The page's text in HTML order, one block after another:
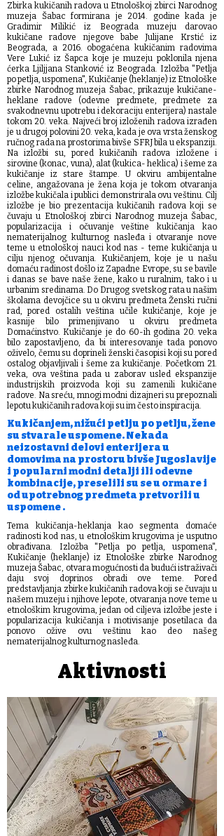
Zbirka kukičanih radova u Etnološkoj zbirci Narodnog
muzeja Šabac formirana je 2014. godine kada je
Gradimir Milikić iz Beograda muzeju darovao
kukičane radove njegove babe Julijane Krstić iz
Beograda, a 2016. obogaćena kukičanim radovima
Vere Lukić iz Šapca koje je muzeju poklonila njena
ćerka Ljiljjana Stanković iz Beograda. Izložba "Petlja
po petlja, uspomena", Kukičanje (heklanje) iz Etnološke
zbirke Narodnog muzeja Šabac, prikazuje kukičane-
heklane radove (odevne predmete, predmete za
svakodnevnu upotrebu i dekoraciju enterijera) nastale
tokom 20. veka. Najveći broj izloženih radova izrađen
je u drugoj polovini 20. veka, kada je ova vrsta ženskog
ručnog rada na prostorima bivše SFRJ bila u ekspanziji.
Na izložbi su, pored kukičanih radova izložene i
sirovine (konac, vuna), alat (kukica- heklica) i šeme za
kukičanje iz stare štampe. U okviru ambijentalne
celine, angažovana je žena koja je tokom otvaranja
izložbe kukičala i publici demonstrirala ovu veštinu. Cilj
izložbe je bio prezentacija kukičanih radova koji se
čuvaju u Etnološkoj zbirci Narodnog muzeja Šabac,
popularizacija i očuvanje veštine kukičanja kao
nematerijalnog kulturnog nasleđa i otvaranje nove
teme u etnološkoj nauci kod nas - teme kukičanja u
cilju njenog očuvanja. Kukičanjem, koje je u našu
domaću radinost došlo iz Zapadne Evrope, su se bavile
i danas se bave naše žene, kako u ruralnim, tako i u
urbanim sredinama. Do Drugog svetskog rata u našim
školama devojčice su u okviru predmeta Ženski ručni
rad, pored ostalih veština učile kukičanje, koje je
kasnije bilo primenjivano u okviru predmeta
Domaćinstvo. Kukičanje je do 60-ih godina 20. veka
bilo zapostavljeno, da bi interesovanje tada ponovo
oživelo, čemu su doprineli ženski časopisi koji su pored
ostalog objavljivali i šeme za kukičanje. Početkom 21.
veka, ova veština pada u zaborav usled ekspanzije
industrijskih proizvoda koji su zamenili kukičane
radove. Na sreću, mnogi modni dizajneri su prepoznali
lepotu kukičanih radova koji su im često inspiracija.
Kukičanjem, nižući petlju po petlju, žene
su stvarale uspomene. Nekada
neizostavni delovi enterijera u
domovima na prostoru bivše Jugoslavije
i popularni modni detalji ili odevne
kombinacije, preselili su se u ormare i
od upotrebnog predmeta pretvorili u
uspomene .
Tema kukičanja-heklanja kao segmenta domaće
radinosti kod nas, u etnološkim krugovima je usputno
obrađivana. Izložba "Petlja po petlja, uspomena",
Kukičanje (heklanje) iz Etnološke zbirke Narodnog
muzeja Šabac, otvara mogućnosti da budući istraživači
daju svoj doprinos obradi ove teme. Pored
predstavljanja zbirke kukičanih radova koji se čuvaju u
našem muzeju i njihove lepote, otvaranja nove teme u
etnološkim krugovima, jedan od ciljeva izložbe jeste i
popularizacija kukičanja i motivisanje posetilaca da
ponovo ožive ovu veštinu kao deo našeg
nematerijalnog kulturnog nasleđa.
Aktivnosti